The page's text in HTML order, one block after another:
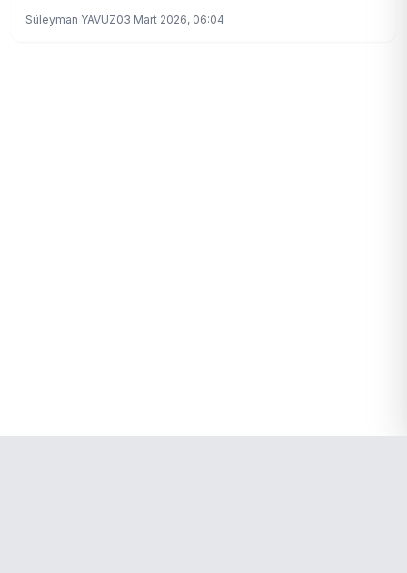
Süleyman YAVUZ03 Mart 2026, 06:04